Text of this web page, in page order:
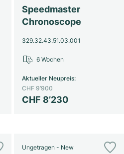
Speedmaster
Chronoscope
329.32.43.51.03.001
CHF 8’230
Aktueller Neupreis:
CHF 9’900
6 Wochen
Ungetragen - New